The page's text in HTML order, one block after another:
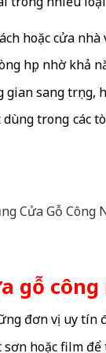
hoặc cửa nhà
họp nhờ khả
sang trọng,
trong các
gỗ công
đơn vị uy tín
hoặc film để